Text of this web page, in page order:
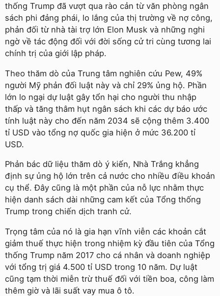
thống Trump đã vượt qua rào cản từ văn phòng ngân
sách phi đảng phái, lo lắng của thị trường về nợ công,
phản đối từ nhà tài trợ lớn Elon Musk và những nghi
ngờ về tác động đối với đời sống cử tri cùng tương lai
chính trị của giới lập pháp.
Theo thăm dò của Trung tâm nghiên cứu Pew, 49%
người Mỹ phản đối luật này và chỉ 29% ủng hộ. Phần
lớn lo ngại dự luật gây tổn hại cho người thu nhập
thấp và tăng thâm hụt ngân sách khi các dự báo ước
tính luật này cho đến năm 2034 sẽ cộng thêm 3.400
tỉ USD vào tổng nợ quốc gia hiện ở mức 36.200 tỉ
USD.
Phản bác dữ liệu thăm dò ý kiến, Nhà Trắng khẳng
định sự ủng hộ lớn trên cả nước cho nhiều điều khoản
cụ thể. Đây cũng là một phần của nỗ lực nhằm thực
hiện danh sách dài những cam kết của Tổng thống
Trump trong chiến dịch tranh cử.
Trọng tâm của nó là gia hạn vĩnh viễn các khoản cắt
giảm thuế thực hiện trong nhiệm kỳ đầu tiên của Tổng
thống Trump năm 2017 cho cá nhân và doanh nghiệp
với tổng trị giá 4.500 tỉ USD trong 10 năm. Dự luật
cũng tạm thời miễn trừ thuế đối với tiền boa, công làm
thêm giờ và lãi suất vay mua ô tô.